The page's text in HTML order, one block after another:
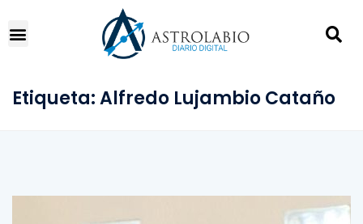
Etiqueta:Alfredo Lujambio Cataño